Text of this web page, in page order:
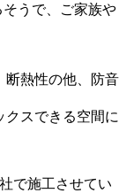
うで、ご家族や
断熱性の他、防音
クスできる空間に
で施工させてい